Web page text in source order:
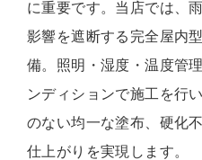
に重要です。当店では、
影響を遮断する完全屋内
備。照明・湿度・温度管
ンディションで施工を行
のない均一な塗布、硬化
仕上がりを実現します。